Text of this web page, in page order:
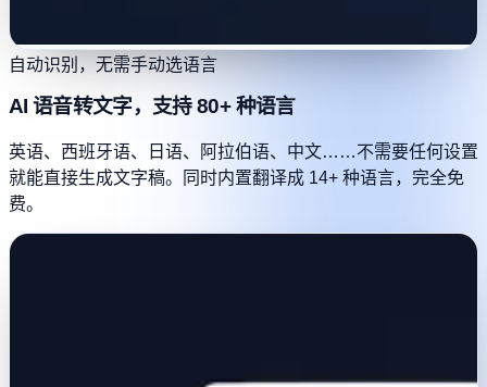
自动识别，无需手动选语言
AI 语音转文字，支持 80+ 种语言
英语、西班牙语、日语、阿拉伯语、中文……不需要任何设置
就能直接生成文字稿。同时内置翻译成 14+ 种语言，完全免
费。